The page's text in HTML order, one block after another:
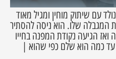
שמש, נולד עם שיתוק מוחין ומגיל מאוד
המגבלה שלו. הוא ניסה להסתיר
ואז הגיעה נקודת המפנה בחייו
עד כמה הוא שלם כפי שהוא |